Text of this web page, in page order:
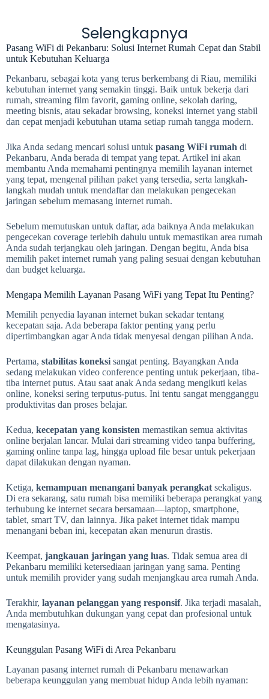
Selengkapnya
Pasang WiFi di Pekanbaru: Solusi Internet Rumah Cepat dan Stabil
untuk Kebutuhan Keluarga
Pekanbaru, sebagai kota yang terus berkembang di Riau, memiliki
kebutuhan internet yang semakin tinggi. Baik untuk bekerja dari
rumah, streaming film favorit, gaming online, sekolah daring,
meeting bisnis, atau sekadar browsing, koneksi internet yang stabil
dan cepat menjadi kebutuhan utama setiap rumah tangga modern.
Jika Anda sedang mencari solusi untuk pasang WiFi rumah di
Pekanbaru, Anda berada di tempat yang tepat. Artikel ini akan
membantu Anda memahami pentingnya memilih layanan internet
yang tepat, mengenal pilihan paket yang tersedia, serta langkah-
langkah mudah untuk mendaftar dan melakukan pengecekan
jaringan sebelum memasang internet rumah.
Sebelum memutuskan untuk daftar, ada baiknya Anda melakukan
pengecekan coverage terlebih dahulu untuk memastikan area rumah
Anda sudah terjangkau oleh jaringan. Dengan begitu, Anda bisa
memilih paket internet rumah yang paling sesuai dengan kebutuhan
dan budget keluarga.
Mengapa Memilih Layanan Pasang WiFi yang Tepat Itu Penting?
Memilih penyedia layanan internet bukan sekadar tentang
kecepatan saja. Ada beberapa faktor penting yang perlu
dipertimbangkan agar Anda tidak menyesal dengan pilihan Anda.
Pertama, stabilitas koneksi sangat penting. Bayangkan Anda
sedang melakukan video conference penting untuk pekerjaan, tiba-
tiba internet putus. Atau saat anak Anda sedang mengikuti kelas
online, koneksi sering terputus-putus. Ini tentu sangat mengganggu
produktivitas dan proses belajar.
Kedua, kecepatan yang konsisten memastikan semua aktivitas
online berjalan lancar. Mulai dari streaming video tanpa buffering,
gaming online tanpa lag, hingga upload file besar untuk pekerjaan
dapat dilakukan dengan nyaman.
Ketiga, kemampuan menangani banyak perangkat sekaligus.
Di era sekarang, satu rumah bisa memiliki beberapa perangkat yang
terhubung ke internet secara bersamaan—laptop, smartphone,
tablet, smart TV, dan lainnya. Jika paket internet tidak mampu
menangani beban ini, kecepatan akan menurun drastis.
Keempat, jangkauan jaringan yang luas. Tidak semua area di
Pekanbaru memiliki ketersediaan jaringan yang sama. Penting
untuk memilih provider yang sudah menjangkau area rumah Anda.
Terakhir, layanan pelanggan yang responsif. Jika terjadi masalah,
Anda membutuhkan dukungan yang cepat dan profesional untuk
mengatasinya.
Keunggulan Pasang WiFi di Area Pekanbaru
Layanan pasang internet rumah di Pekanbaru menawarkan
beberapa keunggulan yang membuat hidup Anda lebih nyaman: